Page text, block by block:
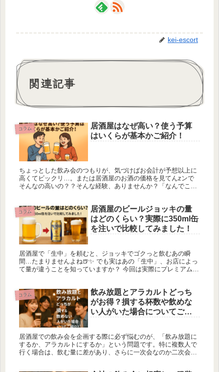
kei-escort
関連記事
コラム
居酒屋はなぜ高い？使う予算
はいくらが基本かご紹介！
ちょっとした飲み会のつもりが、気づけばお会計が予想以上に
高くてビックリ…。または居酒屋のお酒の価格を見てんzンで
そんなの高いの？？そんな経験、ありませんか？「なんでこん
コラム
居酒屋のビールジョッキの量
はどのくらい？実際に350ml缶
を注いで比較してみました！
居酒屋で「生中」を頼むと、ジョッキでゴクっと飲むあの瞬
間…たまりませんよね🍺✨ でも実はあの「生中」、お店によっ
て量が違うことを知っていますか？ 今回は実際にプレミアムモ
コラム
飲み放題とアラカルトどっち
がお得？損する杯数や飲めな
い人がいた場合についてご紹
居酒屋での飲み会を企画する際に必ず悩むのが、「飲み放題に
するか、アラカルトにするか」という問題です。特に複数人で
行く場合は、飲む量に差があり、さらに一次会なのか二次会な